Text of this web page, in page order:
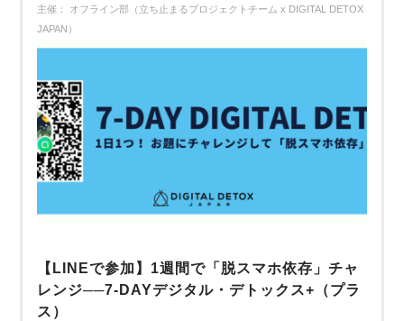
主催： オフライン部（立ち止まるプロジェクトチーム x DIGITAL DETOX
JAPAN）
【LINEで参加】1週間で「脱スマホ依存」チャ
レンジ──7-DAYデジタル・デトックス+（プラ
ス）